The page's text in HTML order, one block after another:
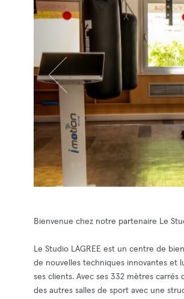
Bienvenue chez notre partenaire Le
Le Studio LAGREE est un centre de
de nouvelles techniques innovantes et
ses clients. Avec ses 332 mètres
des autres salles de sport avec une